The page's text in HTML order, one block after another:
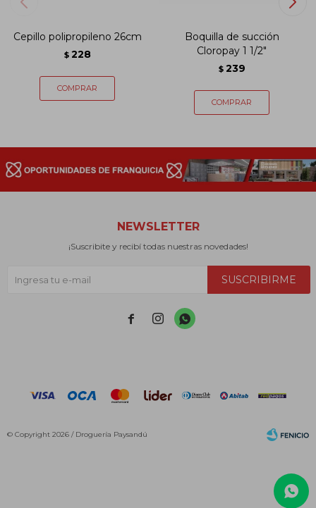
Cepillo polipropileno 26cm
$ 228
Boquilla de succión
Cloropay 1 1/2"
$ 239
NEWSLETTER
¡Suscribite y recibí todas nuestras novedades!
SUSCRIBIRME
  
© Copyright 2026 / Droguería Paysandú